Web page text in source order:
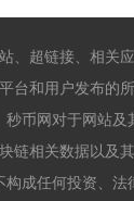
、超链接、相关
台和用户发布的
秒币网对于网站及
链相关数据以及
构成任何投资、法